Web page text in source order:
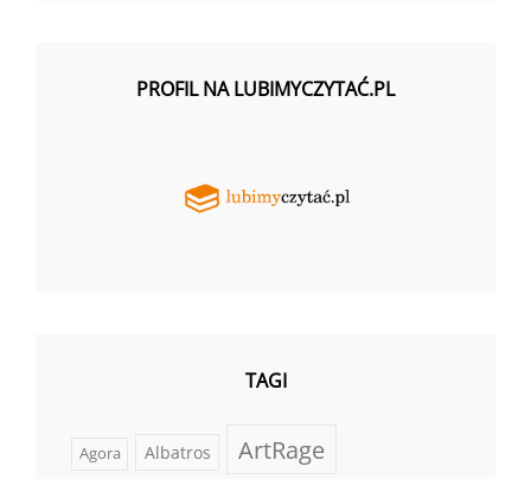
PROFIL NA LUBIMYCZYTAĆ.PL
TAGI
Agora Albatros ArtRage